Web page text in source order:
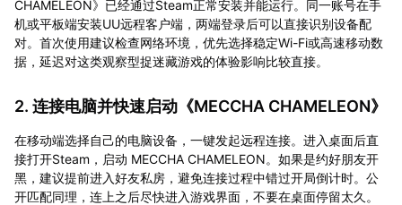
CHAMELEON》已经通过Steam正常安装并能运行。同一账号在手
机或平板端安装UU远程客户端，两端登录后可以直接识别设备配
对。首次使用建议检查网络环境，优先选择稳定Wi-Fi或高速移动数
据，延迟对这类观察型捉迷藏游戏的体验影响比较直接。
2. 连接电脑并快速启动《MECCHA CHAMELEON》
在移动端选择自己的电脑设备，一键发起远程连接。进入桌面后直
接打开Steam，启动 MECCHA CHAMELEON。如果是约好朋友开
黑，建议提前进入好友私房，避免连接过程中错过开局倒计时。公
开匹配同理，连上之后尽快进入游戏界面，不要在桌面停留太久。